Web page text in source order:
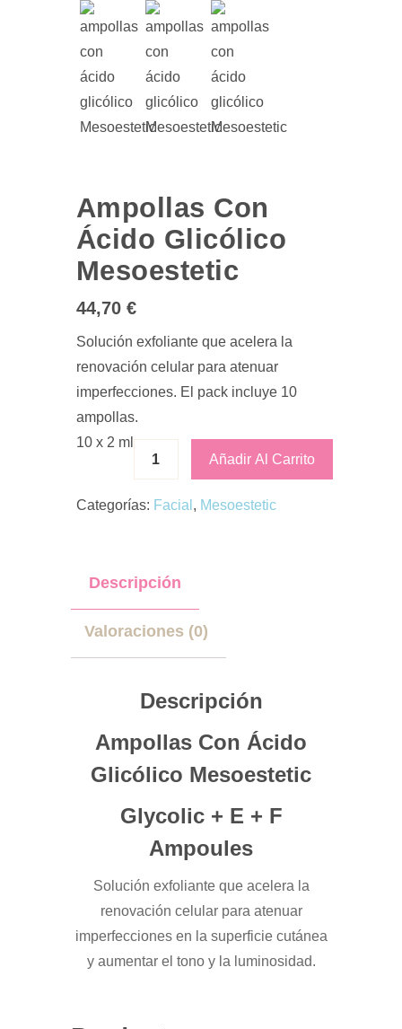
Ampollas Con
Ácido Glicólico
Mesoestetic
44,70 €
Solución exfoliante que acelera la
renovación celular para atenuar
imperfecciones. El pack incluye 10
ampollas.
10 x 2 ml
Añadir Al Carrito
Categorías: Facial , Mesoestetic
Descripción
Valoraciones (0)
Descripción
Ampollas Con Ácido
Glicólico Mesoestetic
Glycolic + E + F
Ampoules
Solución exfoliante que acelera la
renovación celular para atenuar
imperfecciones en la superficie cutánea
y aumentar el tono y la luminosidad.